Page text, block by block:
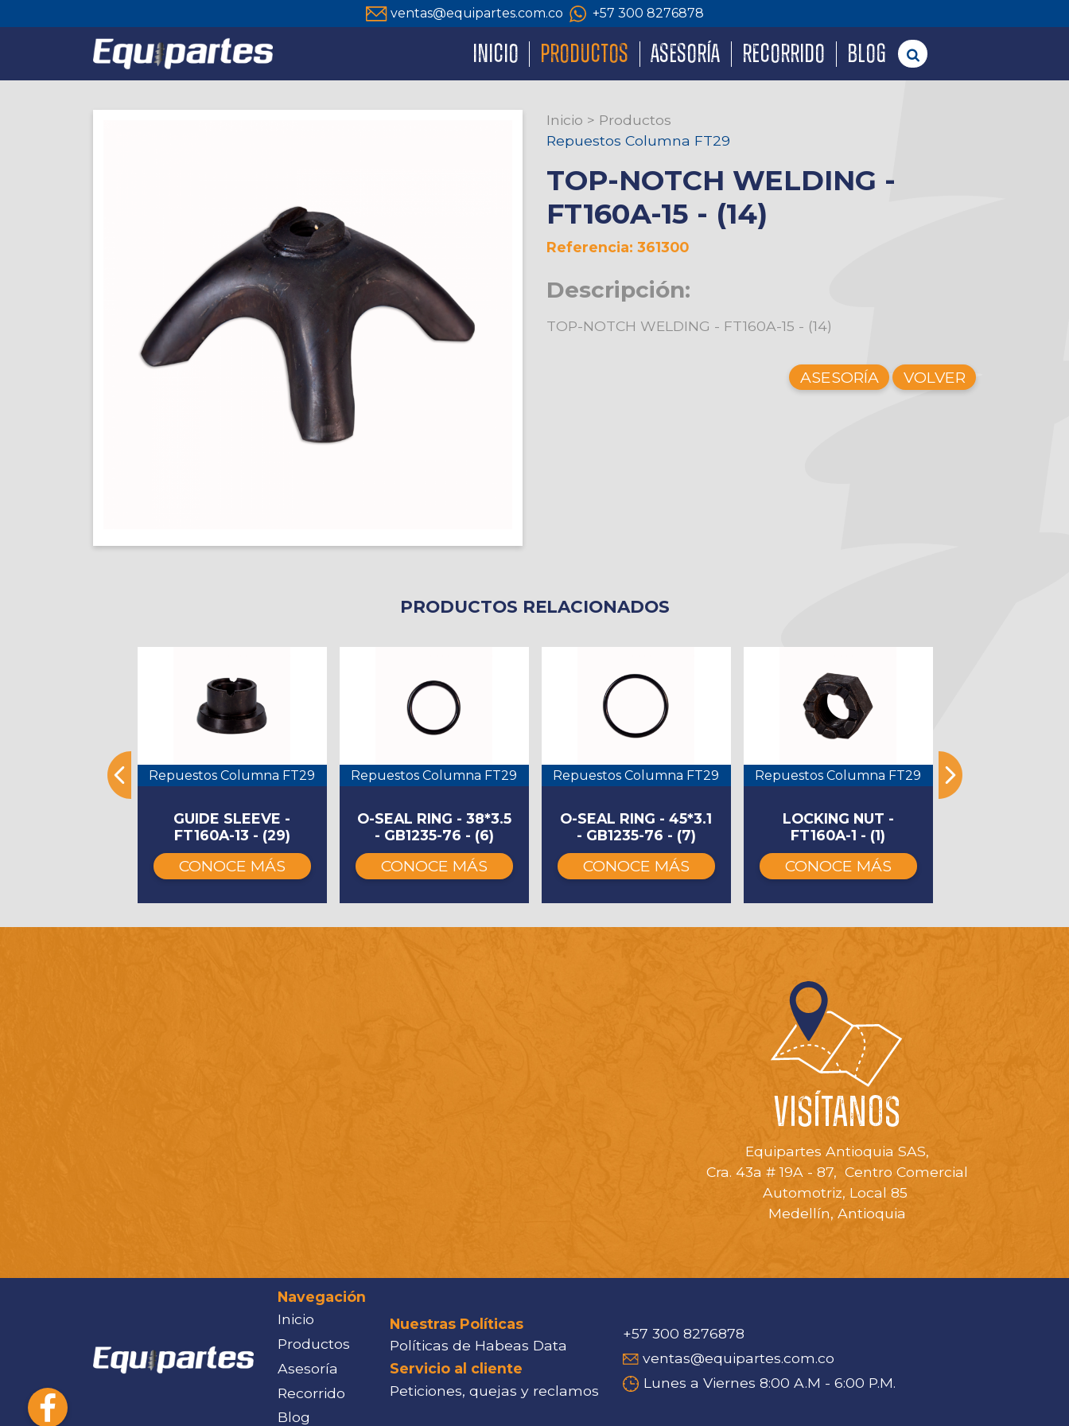
ventas@equipartes.com.co +57 300 8276878
INICIO PRODUCTOS ASESORÍA RECORRIDO BLOG
Inicio > Productos
Repuestos Columna FT29
TOP-NOTCH WELDING -
FT160A-15 - (14)
Referencia: 361300
Descripción:
TOP-NOTCH WELDING - FT160A-15 - (14)
ASESORÍA VOLVER
PRODUCTOS RELACIONADOS
Columna FT29 Repuestos Columna FT29
GUIDE SLEEVE -
FT160A-13 - (29)
CONOCE MÁS
Repuestos Columna FT29
O-SEAL RING - 38*3.5
- GB1235-76 - (6)
CONOCE MÁS
Repuestos Columna FT29
O-SEAL RING - 45*3.1
- GB1235-76 - (7)
CONOCE MÁS
Repuestos Columna FT29
LOCKING NUT -
FT160A-1 - (1)
CONOCE MÁS
Repuestos
VISÍTANOS
Equipartes Antioquia SAS,
Cra. 43a # 19A - 87, Centro Comercial
Automotriz, Local 85
Medellín, Antioquia
Navegación
Inicio
Productos
Asesoría
Recorrido
Blog
Nuestras Políticas
Políticas de Habeas Data
Servicio al cliente
Peticiones, quejas y reclamos
+57 300 8276878
ventas@equipartes.com.co
Lunes a Viernes 8:00 A.M - 6:00 P.M.